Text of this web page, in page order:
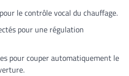
le contrôle vocal du chauffage.
pour une régulation
pour couper automatiquement le